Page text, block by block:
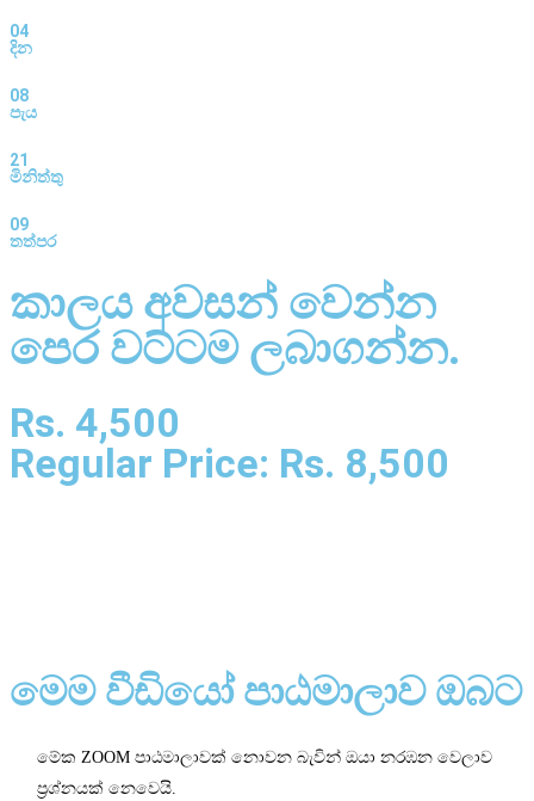
04
දින
08
පැය
21
මිනිත්තු
08
තත්පර
කාලය අවසන් වෙන්න
පෙර වට්ටම ලබාගන්න.
Rs. 4,500
Regular Price: Rs. 8,500
මෙම වීඩියෝ පාඨමාලාව ඔබට
මේක ZOOM පාඨමාලාවක් නොවන බැවින් ඔයා නරඹන වෙලාව
ප්‍රශ්නයක් නෙවෙයි.